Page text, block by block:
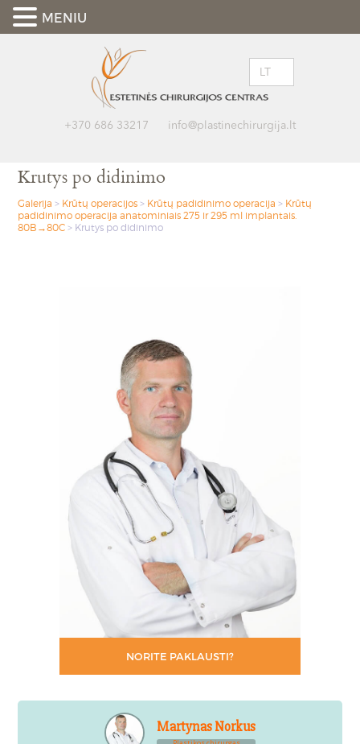
+370 686 33217 info@plastinechirurgija.lt
LT
Krutys po didinimo
Galerija > Krūtų operacijos > Krūtų padidinimo operacija > Krūtų
padidinimo operacija anatominiais 275 ir 295 ml implantais.
80B→80C > Krutys po didinimo
NORITE PAKLAUSTI?
Martynas Norkus
MENIU